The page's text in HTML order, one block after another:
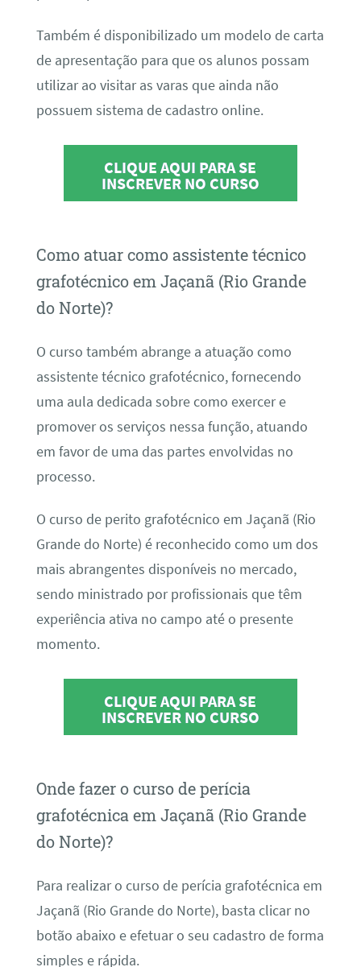
Também é disponibilizado um modelo de carta
de apresentação para que os alunos possam
utilizar ao visitar as varas que ainda não
possuem sistema de cadastro online.
CLIQUE AQUI PARA SE
INSCREVER NO CURSO
Como atuar como assistente técnico
grafotécnico em Jaçanã (Rio Grande
do Norte)?
O curso também abrange a atuação como
assistente técnico grafotécnico, fornecendo
uma aula dedicada sobre como exercer e
promover os serviços nessa função, atuando
em favor de uma das partes envolvidas no
processo.
O curso de perito grafotécnico em Jaçanã (Rio
Grande do Norte) é reconhecido como um dos
mais abrangentes disponíveis no mercado,
sendo ministrado por profissionais que têm
experiência ativa no campo até o presente
momento.
CLIQUE AQUI PARA SE
INSCREVER NO CURSO
Onde fazer o curso de perícia
grafotécnica em Jaçanã (Rio Grande
do Norte)?
Para realizar o curso de perícia grafotécnica em
Jaçanã (Rio Grande do Norte), basta clicar no
botão abaixo e efetuar o seu cadastro de forma
simples e rápida.